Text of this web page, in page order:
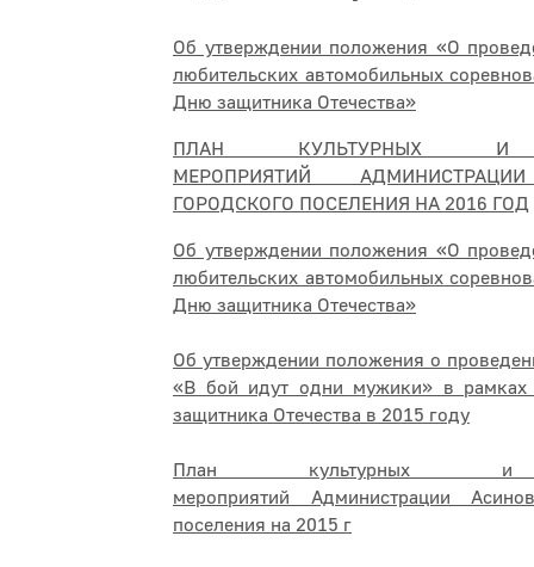
Об утверждении положения «О
любительских автомобильных
Дню защитника Отечества»
ПЛАН КУЛЬТУРНЫХ И
МЕРОПРИЯТИЙ
ГОРОДСКОГО ПОСЕЛЕНИЯ НА 2016 ГОД
Об утверждении положения «О
любительских автомобильных
Дню защитника Отечества»
Об утверждении положения о
«В бой идут одни мужики» в рамках
защитника Отечества в 2015 году
План культурных и
мероприятий Администрации
поселения на 2015 г